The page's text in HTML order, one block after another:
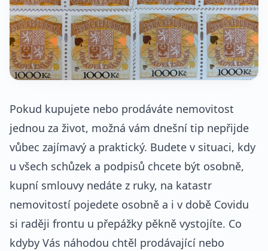
Pokud kupujete nebo prodáváte nemovitost
jednou za život, možná vám dnešní tip nepřijde
vůbec zajímavý a praktický. Budete v situaci, kdy
u všech schůzek a podpisů chcete být osobně,
kupní smlouvy nedáte z ruky, na katastr
nemovitostí pojedete osobně a i v době Covidu
si raději frontu u přepážky pěkně vystojíte. Co
kdyby Vás náhodou chtěl prodávající nebo